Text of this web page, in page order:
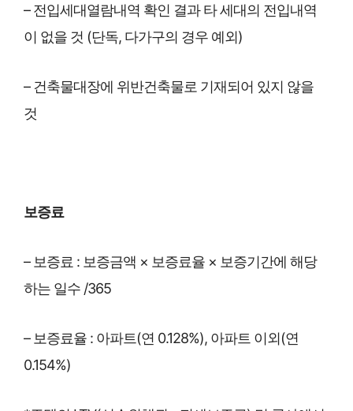
– 전입세대열람내역 확인 결과 타 세대의 전입내역
이 없을 것 (단독, 다가구의 경우 예외)
– 건축물대장에 위반건축물로 기재되어 있지 않을
것
보증료
– 보증료 : 보증금액 × 보증료율 × 보증기간에 해당
하는 일수 /365
– 보증료율 : 아파트(연 0.128%), 아파트 이외(연
0.154%)